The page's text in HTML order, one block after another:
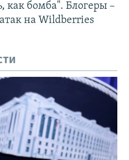
как бомба". Блогеры –
на Wildberries